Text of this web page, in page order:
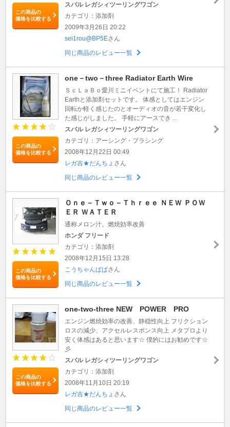
この商品の
価格を比較する
スバル レガシィツーリングワゴン
カテゴリ：添加剤
2009年3月26日 20:22
sei1rou@BP5Eさん
同じ商品のレビュー一覧
この商品の
価格を比較する
one－two－three Radiator Earth Wire
ＳｃＬａＢｏ愛川ミニイベントにて施工！ Radiator
Earthと添加剤セットです。 体感としてはエンジン
回転か軽く感じたのとオーディオの音が若干変化し
た感じがしました。 手軽にアースでき ...
スバル レガシィツーリングワゴン
カテゴリ：アーシング・プラシング
2008年12月22日 00:49
レガ吉★だんちょ さん
同じ商品のレビュー一覧
この商品の
価格を比較する
Ｏｎｅ－Ｔｗｏ－Ｔｈｒｅｅ ＮＥＷ ＰＯＷ
ＥＲ ＷＡＴＥＲ
通称メロン汁。燃焼効率改善
ホンダ フリード
カテゴリ：添加剤
2008年12月15日 13:28
こうちゃんぱぱさん
同じ商品のレビュー一覧
この商品の
価格を比較する
one-two-three NEW POWER PRO
エンジン燃焼効率の改善、静穏性向上 フリクション
ロスの減少、アクセルレスポンス向上 メタプロより
安く体感はあると思います☆ 僕的にはお勧めです☆
彡
スバル レガシィツーリングワゴン
カテゴリ：添加剤
2008年11月10日 20:19
レガ吉★だんちょ さん
同じ商品のレビュー一覧